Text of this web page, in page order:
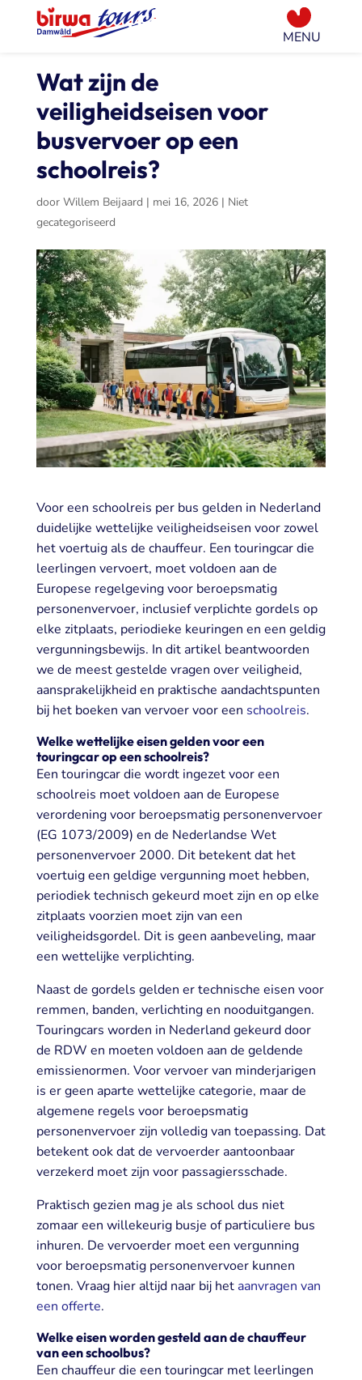
Wat zijn de
veiligheidseisen voor
busvervoer op een
schoolreis?
door Willem Beijaard | mei 16, 2026| Niet
gecategoriseerd
Voor een schoolreis per bus gelden in Nederland
duidelijke wettelijke veiligheidseisen voor zowel
het voertuig als de chauffeur. Een touringcar die
leerlingen vervoert, moet voldoen aan de
Europese regelgeving voor beroepsmatig
personenvervoer, inclusief verplichte gordels op
elke zitplaats, periodieke keuringen en een geldig
vergunningsbewijs. In dit artikel beantwoorden
we de meest gestelde vragen over veiligheid,
aansprakelijkheid en praktische aandachtspunten
bij het boeken van vervoer voor een schoolreis.
Welke wettelijke eisen gelden voor een
touringcar op een schoolreis?
Een touringcar die wordt ingezet voor een
schoolreis moet voldoen aan de Europese
verordening voor beroepsmatig personenvervoer
(EG 1073/2009) en de Nederlandse Wet
personenvervoer 2000. Dit betekent dat het
voertuig een geldige vergunning moet hebben,
periodiek technisch gekeurd moet zijn en op elke
zitplaats voorzien moet zijn van een
veiligheidsgordel. Dit is geen aanbeveling, maar
een wettelijke verplichting.
Naast de gordels gelden er technische eisen voor
remmen, banden, verlichting en nooduitgangen.
Touringcars worden in Nederland gekeurd door
de RDW en moeten voldoen aan de geldende
emissienormen. Voor vervoer van minderjarigen
is er geen aparte wettelijke categorie, maar de
algemene regels voor beroepsmatig
personenvervoer zijn volledig van toepassing. Dat
betekent ook dat de vervoerder aantoonbaar
verzekerd moet zijn voor passagiersschade.
Praktisch gezien mag je als school dus niet
zomaar een willekeurig busje of particuliere bus
inhuren. De vervoerder moet een vergunning
voor beroepsmatig personenvervoer kunnen
tonen. Vraag hier altijd naar bij het aanvragen van
een offerte.
Welke eisen worden gesteld aan de chauffeur
van een schoolbus?
Een chauffeur die een touringcar met leerlingen